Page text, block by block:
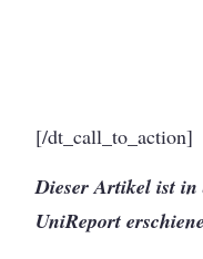
[/dt_call_to_action]
Dieser Artikel ist in
UniReport